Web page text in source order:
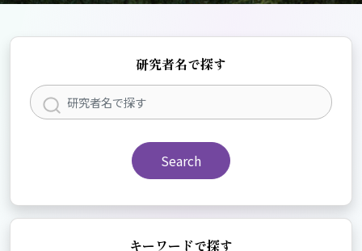
研究者名で探す
Search
キーワードで探す